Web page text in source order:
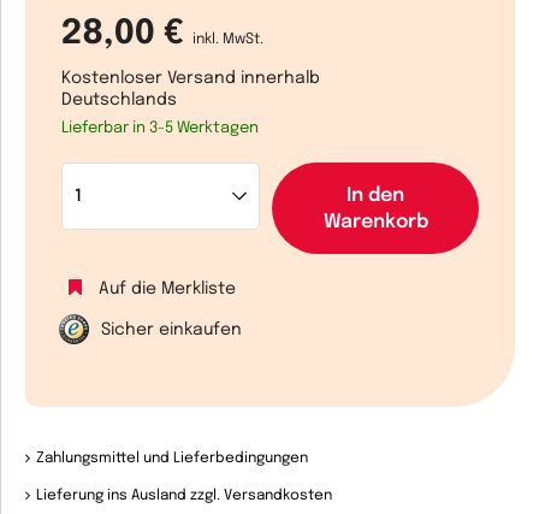
28,00 € inkl. MwSt.
Kostenloser Versand innerhalb
Deutschlands
Lieferbar in 3-5 Werktagen
In den
Warenkorb
Auf die Merkliste
Sicher einkaufen
Zahlungsmittel und Lieferbedingungen
Lieferung ins Ausland zzgl. Versandkosten